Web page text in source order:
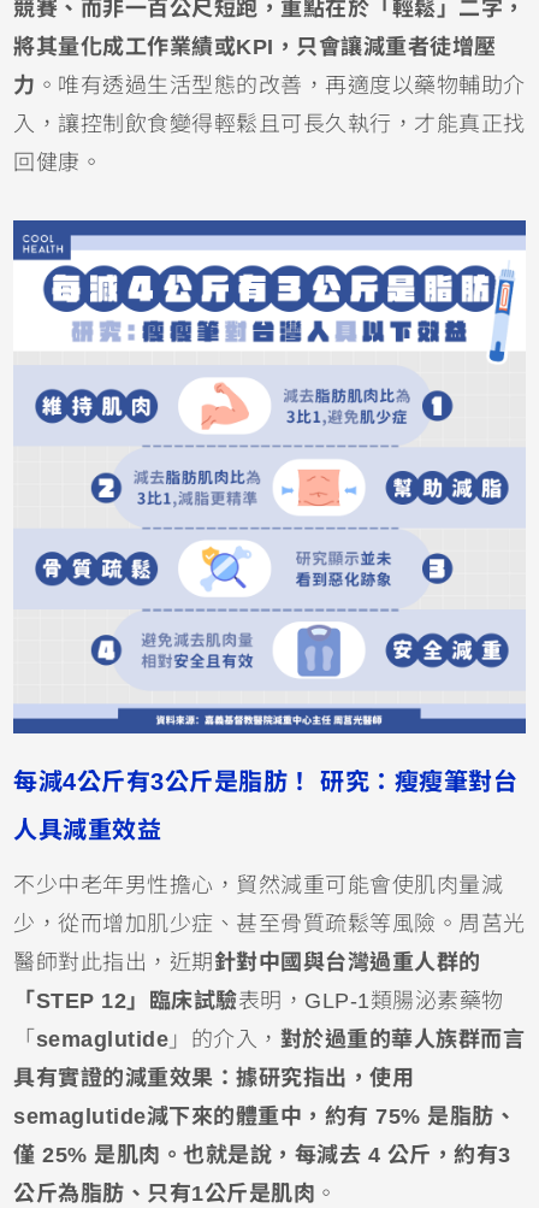
競賽、而非一百公尺短跑，重點在於「輕鬆」二字，
將其量化成工作業績或KPI，只會讓減重者徒增壓
力 。唯有透過生活型態的改善，再適度以藥物輔助介
入，讓控制飲食變得輕鬆且可長久執行，才能真正找
回健康。
每減4公斤有3公斤是脂肪！ 研究：瘦瘦筆對台
人具減重效益
不少中老年男性擔心，貿然減重可能會使肌肉量減
少，從而增加肌少症、甚至骨質疏鬆等風險。周莒光
醫師對此指出，近期 針對中國與台灣過重人群的
「STEP 12」臨床試驗表明，GLP-1類腸泌素藥物
「 semaglutide 」的介入， 對於過重的華人族群而言
具有實證的減重效果：據研究指出，使用
semaglutide減下來的體重中，約有 75% 是脂肪、
僅 25% 是肌肉。也就是說，每減去 4 公斤，約有3
公斤為脂肪、只有1公斤是肌肉 。